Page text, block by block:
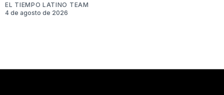
EL TIEMPO LATINO TEAM
4 de agosto de 2026